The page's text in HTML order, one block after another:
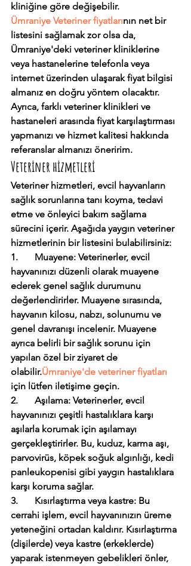
kliniğine göre değişebilir.
Ümraniye Veteriner fiyatlarının net bir
listesini sağlamak zor olsa da,
Ümraniye'deki veteriner kliniklerine
veya hastanelerine telefonla veya
internet üzerinden ulaşarak fiyat bilgisi
almanız en doğru yöntem olacaktır.
Ayrıca, farklı veteriner klinikleri ve
hastaneleri arasında fiyat karşılaştırması
yapmanızı ve hizmet kalitesi hakkında
referanslar almanızı öneririm.
Veteriner hizmetleri
Veteriner hizmetleri, evcil hayvanların
sağlık sorunlarına tanı koyma, tedavi
etme ve önleyici bakım sağlama
sürecini içerir. Aşağıda yaygın veteriner
hizmetlerinin bir listesini bulabilirsiniz:
1.       Muayene: Veterinerler, evcil
hayvanınızı düzenli olarak muayene
ederek genel sağlık durumunu
değerlendirirler. Muayene sırasında,
hayvanın kilosu, nabzı, solunumu ve
genel davranışı incelenir. Muayene
ayrıca belirli bir sağlık sorunu için
yapılan özel bir ziyaret de
olabilir.Ümraniye'de veteriner fiyatları
için lütfen iletişime geçin.
2.       Aşılama: Veterinerler, evcil
hayvanınızı çeşitli hastalıklara karşı
aşılarla korumak için aşılamayı
gerçekleştirirler. Bu, kuduz, karma aşı,
parvovirüs, köpek soğuk algınlığı, kedi
panleukopenisi gibi yaygın hastalıklara
karşı koruma sağlar.
3.       Kısırlaştırma veya kastre: Bu
cerrahi işlem, evcil hayvanınızın üreme
yeteneğini ortadan kaldırır. Kısırlaştırma
(dişilerde) veya kastre (erkeklerde)
yaparak istenmeyen gebelikleri önler,